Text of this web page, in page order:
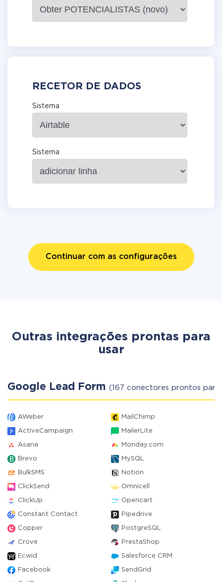
RECETOR DE DADOS
Sistema
Sistema
Continuar com as configurações
Outras integrações prontas para
usar
Google Lead Form (167 conectores prontos para
AWeber MailChimp
ActiveCampaign MailerLite
Asana Monday.com
Brevo MySQL
BulkSMS Notion
ClickSend Omnicell
ClickUp Opencart
Constant Contact Pipedrive
Copper PostgreSQL
Crove PrestaShop
Ecwid Salesforce CRM
Facebook SendGrid